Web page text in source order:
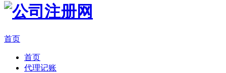
首页
首页
代理记账